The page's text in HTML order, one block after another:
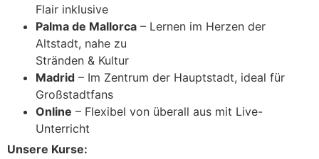
Flair inklusive
Palma de Mallorca – Lernen im Herzen der
Altstadt, nahe zu
Stränden & Kultur
Madrid – Im Zentrum der Hauptstadt, ideal für
Großstadtfans
Online – Flexibel von überall aus mit Live-
Unterricht
Unsere Kurse: